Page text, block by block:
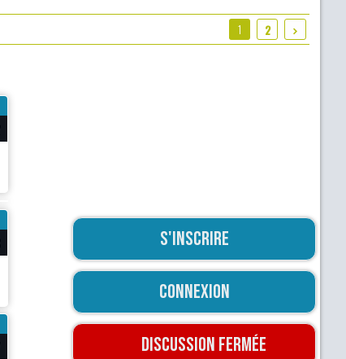
1 2
S'inscrire
Connexion
Discussion fermée